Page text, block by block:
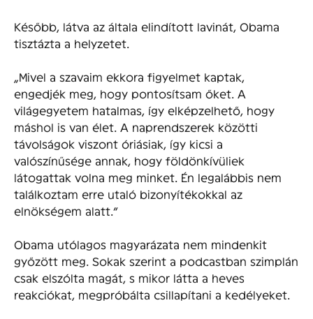
Később, látva az általa elindított lavinát, Obama
tisztázta a helyzetet.
„Mivel a szavaim ekkora figyelmet kaptak,
engedjék meg, hogy pontosítsam őket. A
világegyetem hatalmas, így elképzelhető, hogy
máshol is van élet. A naprendszerek közötti
távolságok viszont óriásiak, így kicsi a
valószínűsége annak, hogy földönkívüliek
látogattak volna meg minket. Én legalábbis nem
találkoztam erre utaló bizonyítékokkal az
elnökségem alatt.”
Obama utólagos magyarázata nem mindenkit
győzött meg. Sokak szerint a podcastban szimplán
csak elszólta magát, s mikor látta a heves
reakciókat, megpróbálta csillapítani a kedélyeket.